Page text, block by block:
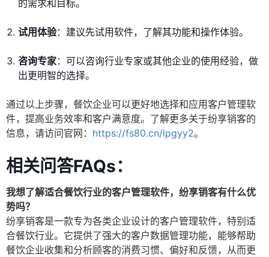
的需求和目标。
试用体验：建议先试用软件，了解其功能和操作体验。
咨询专家：可以咨询行业专家或其他企业的使用经验，做
出更明智的选择。
通过以上步骤，餐饮企业可以更好地选择和应用客户管理软
件，提高业务效率和客户满意度。了解更多关于纷享销客的
信息，请访问官网： https://fs80.cn/lpgyy2。
相关问答FAQs：
我想了解适合餐饮行业的客户管理软件，纷享销客有什么优
势吗？
纷享销客是一款专为各类企业设计的客户管理软件，特别适
合餐饮行业。它提供了强大的客户数据管理功能，能够帮助
餐饮企业收集和分析顾客的消费习惯、偏好和反馈，从而更